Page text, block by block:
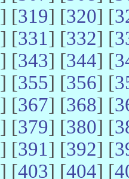
] [319] [320] [
] [331] [332] [
] [343] [344] [
] [355] [356] [
] [367] [368] [
] [379] [380] [
] [391] [392] [
] [403] [404] [